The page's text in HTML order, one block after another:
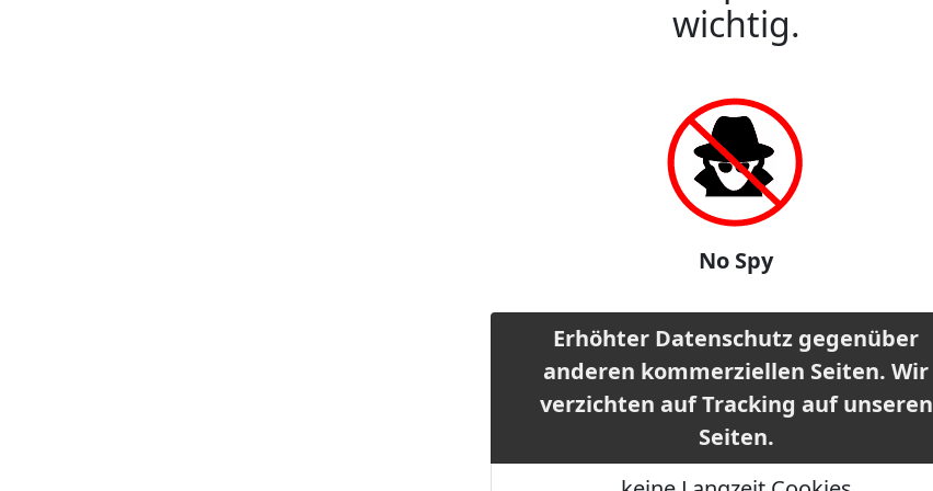
wichtig.
No Spy
Erhöhter Datenschutz gegenüber
anderen kommerziellen Seiten. Wir
verzichten auf Tracking auf unseren
Seiten.